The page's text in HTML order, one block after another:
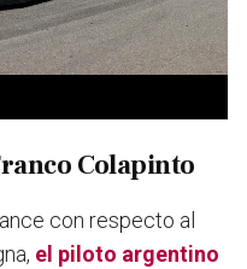
Colapinto
con respecto al
el piloto argentino